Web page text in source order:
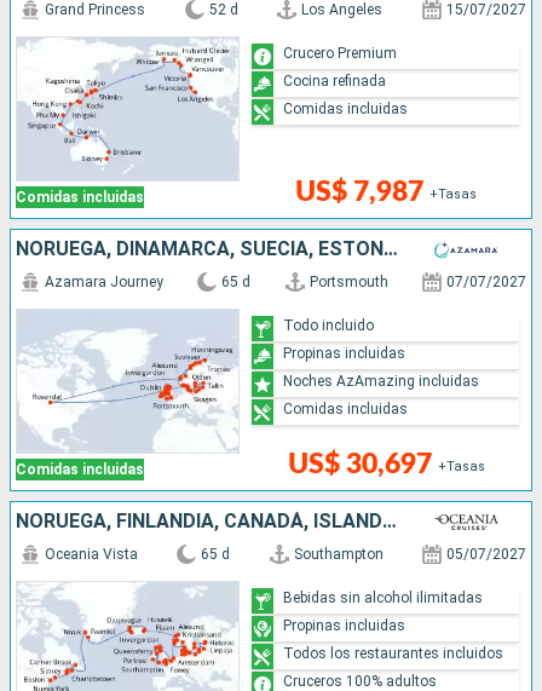
Comidas incluidas
Grand Princess 52 d Los Angeles 15/07/2027
US$ 7,987 +Tasas
Crucero Premium
Cocina refinada
Comidas incluidas
NORUEGA, DINAMARCA, SUECIA, ESTONIA, LETONIA, LITUANIA, POLONIA, IRLANDA, REINO UNIDO
Comidas incluidas
Azamara Journey 65 d Portsmouth 07/07/2027
US$ 30,697 +Tasas
Todo incluido
Propinas incluidas
Noches AzAmazing incluidas
Comidas incluidas
NORUEGA, FINLANDIA, CANADÁ, ISLANDIA, DINAMARCA, LITUANIA, REINO UNIDO, FRANCIA, SUECIA, ESTONIA, ESTADOS UNIDOS, IRLANDA, POLONIA, LETONIA, GROENLANDIA, ALEMANIA, PAISES BAJOS, BÉLGICA
Oceania Vista 65 d Southampton 05/07/2027
Bebidas sin alcohol ilimitadas
Propinas incluidas
Todos los restaurantes incluidos
Cruceros 100% adultos